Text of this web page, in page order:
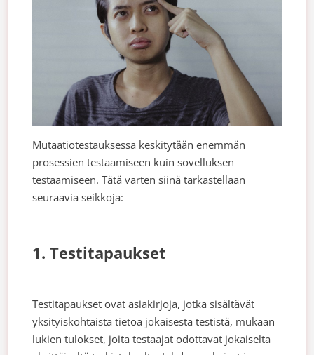
Mutaatiotestauksessa keskitytään enemmän
prosessien testaamiseen kuin sovelluksen
testaamiseen. Tätä varten siinä tarkastellaan
seuraavia seikkoja:
1. Testitapaukset
Testitapaukset ovat asiakirjoja, jotka sisältävät
yksityiskohtaista tietoa jokaisesta testistä, mukaan
lukien tulokset, joita testaajat odottavat jokaiselta